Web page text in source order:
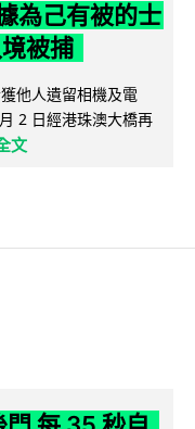
為己有被的士
被捕
他人遺留相機及電
2 日經港珠澳大橋再
文